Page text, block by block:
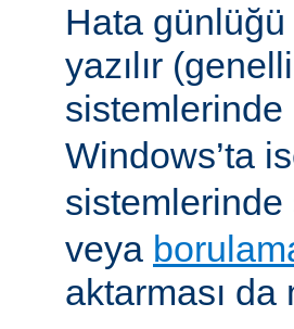
Hata
yazılır
sistemlerinde
Windows’ta
veya
aktarması da